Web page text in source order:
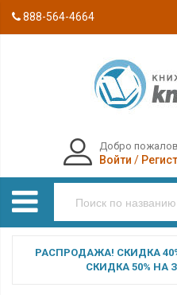
888-564-4664
Добро
Войти /
РАСПРОДАЖА! СКИДКА
СКИДКА 50% НА